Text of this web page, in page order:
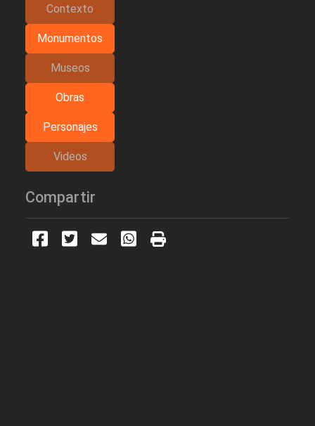
Contexto
Monumentos
Museos
Obras
Personajes
Videos
Compartir